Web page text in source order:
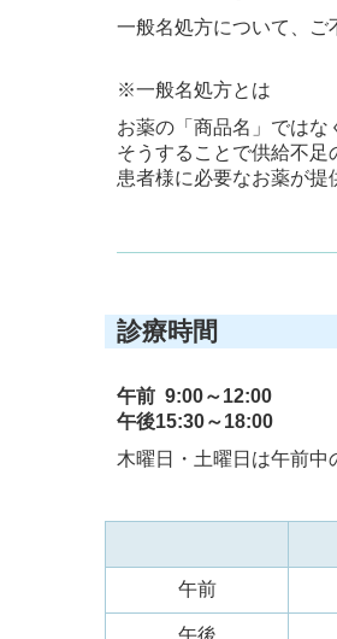
一般名処方について、ご
※一般名処方とは
お薬の「商品名」ではな
そうすることで供給不足
患者様に必要なお薬が提
診療時間
午前 9:00～12:00
午後15:30～18:00
木曜日・土曜日は午前中
午前
午後